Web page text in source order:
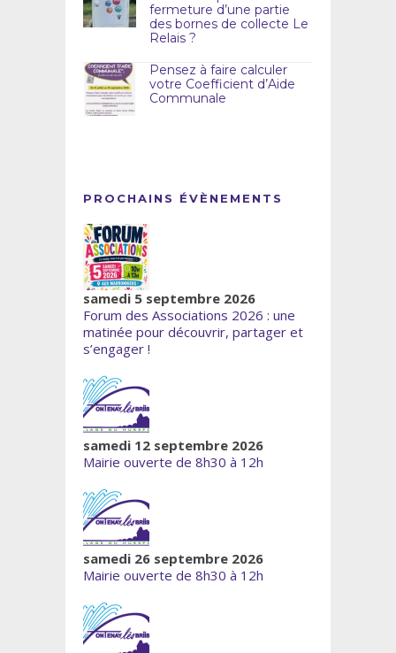
fermeture d’une partie
des bornes de collecte Le
Relais ?
Pensez à faire calculer
votre Coefficient d’Aide
Communale
PROCHAINS ÉVÈNEMENTS
samedi 5 septembre 2026
Forum des Associations 2026 : une
matinée pour découvrir, partager et
s’engager !
samedi 12 septembre 2026
Mairie ouverte de 8h30 à 12h
samedi 26 septembre 2026
Mairie ouverte de 8h30 à 12h